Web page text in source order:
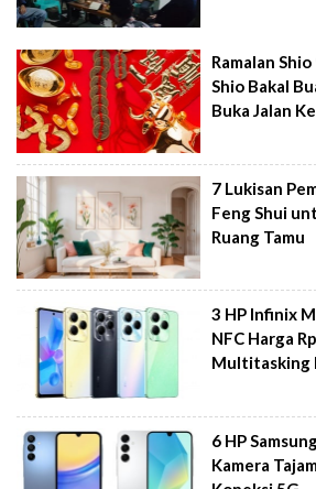
Ramalan
Shio Bakal
Buka Jalan
7 Lukisan
Feng Shui
Ruang Tamu
3 HP Infinix
NFC Harga
Multitasking
6 HP
Kamera